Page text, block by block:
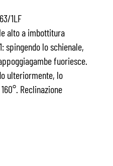
1LF
alto a imbottitura
spingendo lo schienale,
fuoriesce.
ulteriormente, lo
Reclinazione